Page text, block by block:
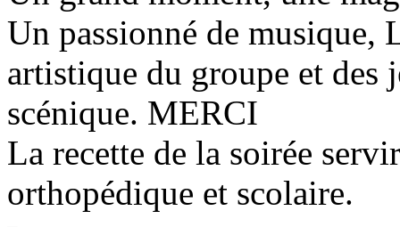
Un passionné de musique,
artistique du groupe et des
scénique. MERCI
La recette de la soirée
orthopédique et scolaire.